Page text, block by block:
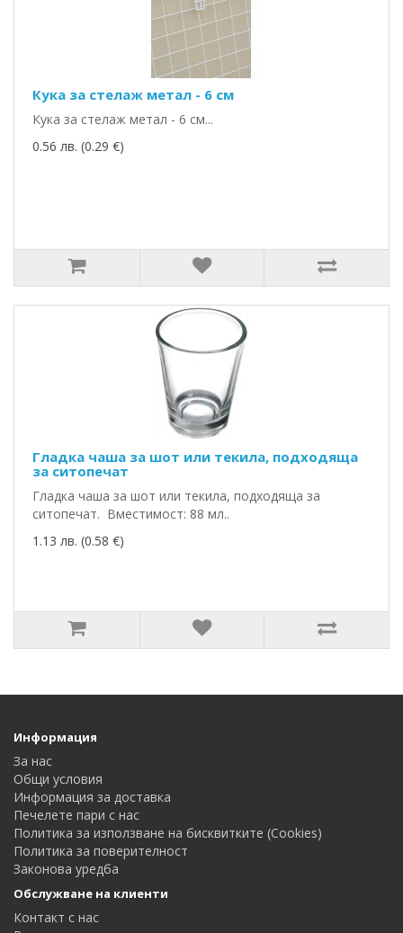
Кука за стелаж метал - 6 см
Кука за стелаж метал - 6 см...
0.56 лв. (0.29 €)
Гладка чаша за шот или текила, подходяща
за ситопечат
Гладка чаша за шот или текила, подходяща за
ситопечат. Вместимост: 88 мл..
1.13 лв. (0.58 €)
Информация
За нас
Общи условия
Информация за доставка
Печелете пари с нас
Политика за използване на бисквитките (Cookies)
Политика за поверителност
Законова уредба
Обслужване на клиенти
Контакт с нас